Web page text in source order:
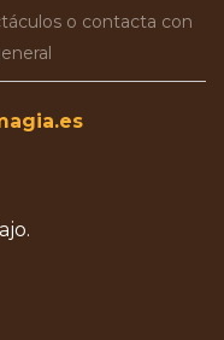
o contacta con